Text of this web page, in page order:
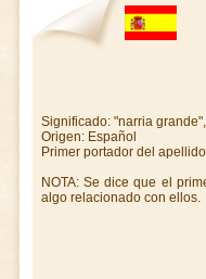
Significado: "narria
Origen: Español
Primer portador del
NOTA: Se dice que el
algo relacionado con ellos.